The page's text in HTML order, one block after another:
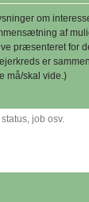
om
af
præsenteret for
er
må/skal vide.)